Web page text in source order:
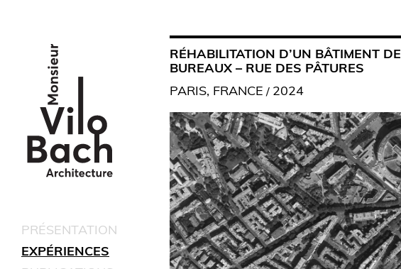
PRÉSENTATION
EXPÉRIENCES
RÉHABILITATION D’UN BÂTIMENT DE
BUREAUX – RUE DES PÂTURES
PARIS, FRANCE / 2024